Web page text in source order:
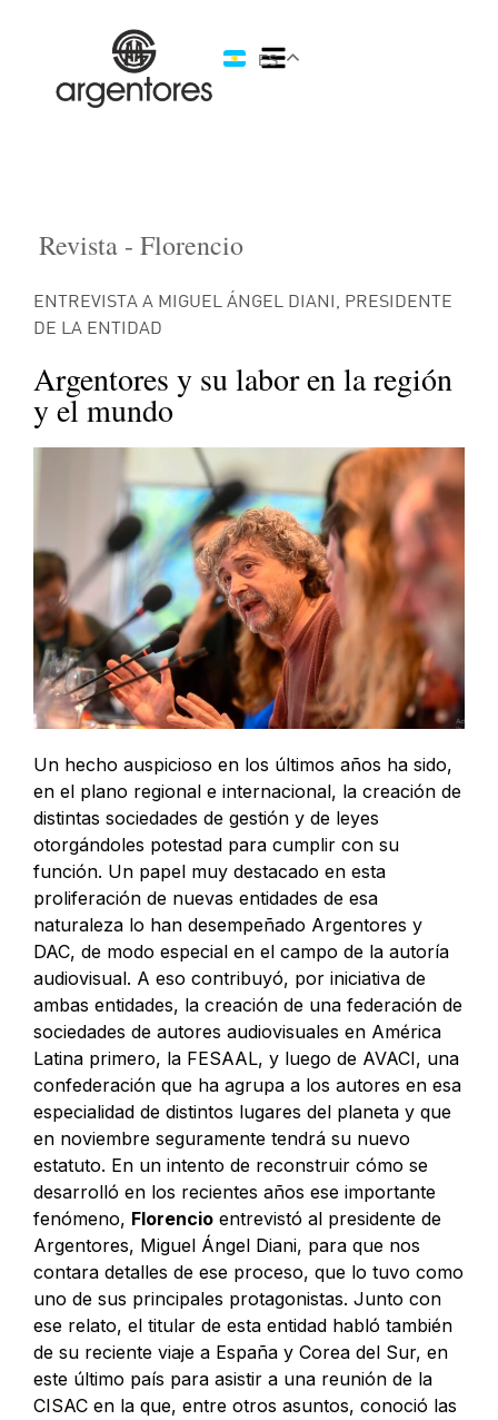
ES
Revista - Florencio
ENTREVISTA A MIGUEL ÁNGEL DIANI, PRESIDENTE
DE LA ENTIDAD
Argentores y su labor en la región
y el mundo
Un hecho auspicioso en los últimos años ha sido,
en el plano regional e internacional, la creación de
distintas sociedades de gestión y de leyes
otorgándoles potestad para cumplir con su
función. Un papel muy destacado en esta
proliferación de nuevas entidades de esa
naturaleza lo han desempeñado Argentores y
DAC, de modo especial en el campo de la autoría
audiovisual. A eso contribuyó, por iniciativa de
ambas entidades, la creación de una federación de
sociedades de autores audiovisuales en América
Latina primero, la FESAAL, y luego de AVACI, una
confederación que ha agrupa a los autores en esa
especialidad de distintos lugares del planeta y que
en noviembre seguramente tendrá su nuevo
estatuto. En un intento de reconstruir cómo se
desarrolló en los recientes años ese importante
fenómeno, Florencio entrevistó al presidente de
Argentores, Miguel Ángel Diani, para que nos
contara detalles de ese proceso, que lo tuvo como
uno de sus principales protagonistas. Junto con
ese relato, el titular de esta entidad habló también
de su reciente viaje a España y Corea del Sur, en
este último país para asistir a una reunión de la
CISAC en la que, entre otros asuntos, conoció las